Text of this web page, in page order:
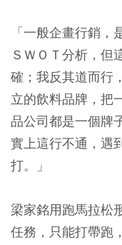
「一般企畫行銷
ＳＷＯＴ分析，但
確；我反其道而行
立的飲料品牌，把
品公司都是一個牌
實上這行不通，遇
打。」
梁家銘用跑馬拉松
任務，只能打帶跑